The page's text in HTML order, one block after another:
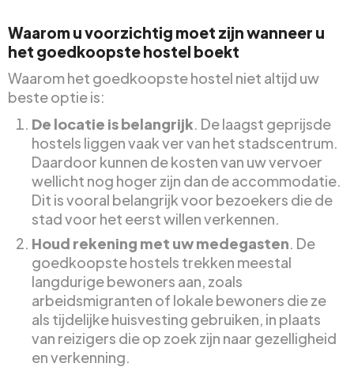
Waarom u voorzichtig moet zijn wanneer u
het goedkoopste hostel boekt
Waarom het goedkoopste hostel niet altijd uw
beste optie is:
De locatie is belangrijk. De laagst geprijsde
hostels liggen vaak ver van het stadscentrum.
Daardoor kunnen de kosten van uw vervoer
wellicht nog hoger zijn dan de accommodatie.
Dit is vooral belangrijk voor bezoekers die de
stad voor het eerst willen verkennen.
Houd rekening met uw medegasten. De
goedkoopste hostels trekken meestal
langdurige bewoners aan, zoals
arbeidsmigranten of lokale bewoners die ze
als tijdelijke huisvesting gebruiken, in plaats
van reizigers die op zoek zijn naar gezelligheid
en verkenning.